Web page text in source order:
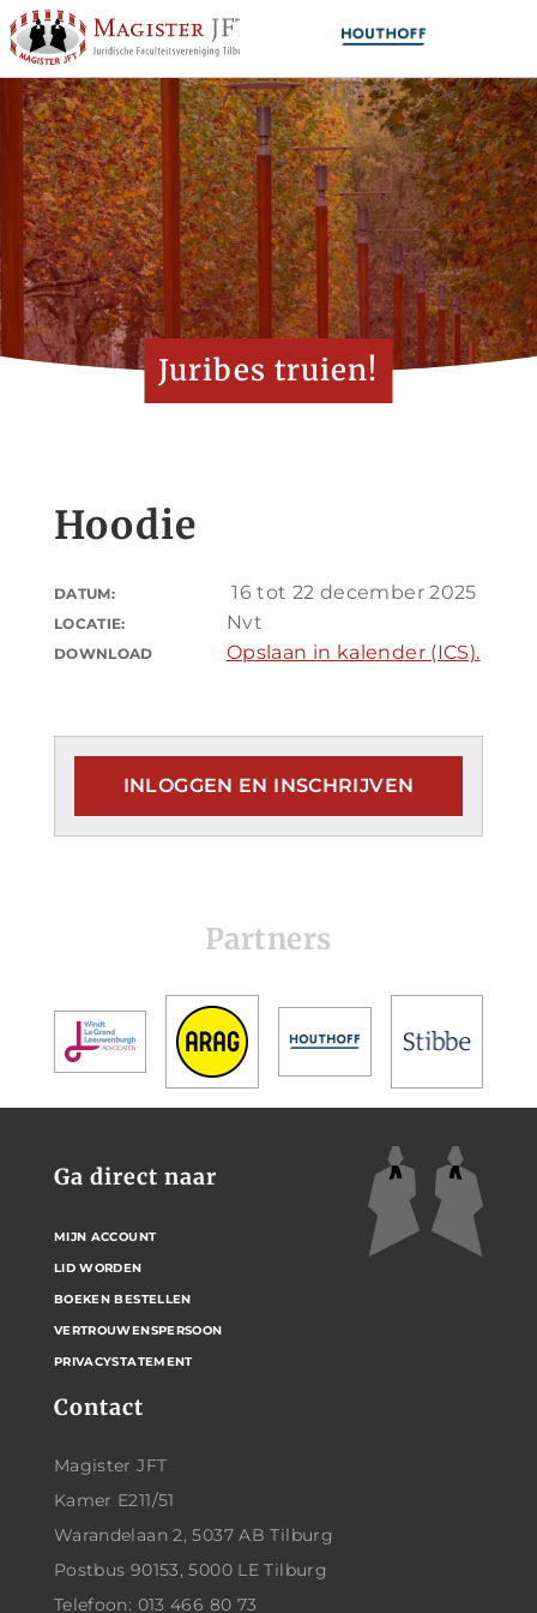
Juribes truien!
Hoodie
DATUM: 16 tot 22 december 2025
LOCATIE: Nvt
DOWNLOAD Opslaan in kalender (ICS).
INLOGGEN EN INSCHRIJVEN
Partners
Contact
Magister JFT
Kamer E211/51
Warandelaan 2, 5037 AB Tilburg
Postbus 90153, 5000 LE Tilburg
Telefoon: 013 466 80 73
Ga direct naar
MIJN ACCOUNT
LID WORDEN
BOEKEN BESTELLEN
VERTROUWENSPERSOON
PRIVACYSTATEMENT